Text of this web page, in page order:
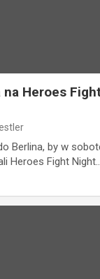
na Heroes
Berlina, by w
Heroes Fight